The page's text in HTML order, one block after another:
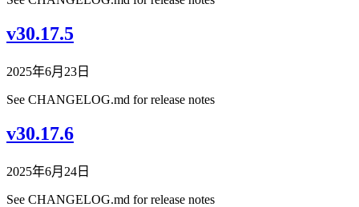
v30.17.5
2025年6月23日
See CHANGELOG.md for release notes
v30.17.6
2025年6月24日
See CHANGELOG.md for release notes